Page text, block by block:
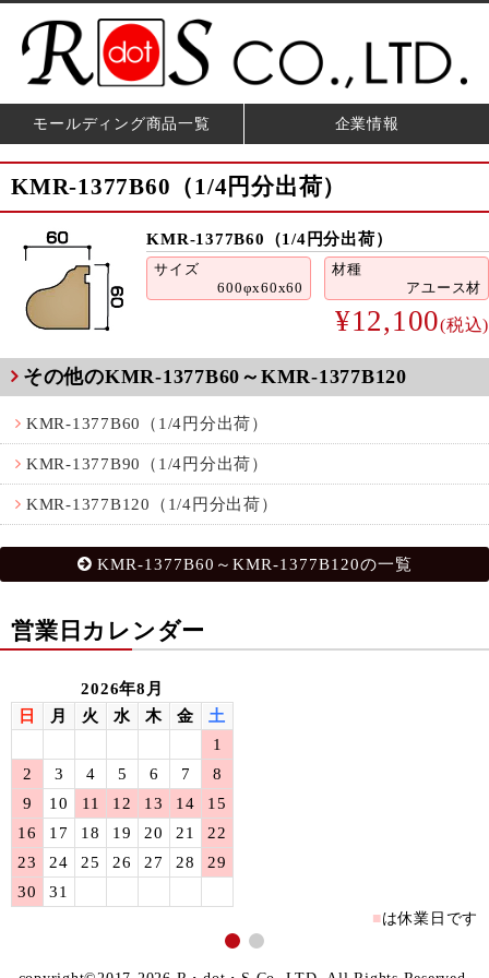
モールディング商品一覧 企業情報
KMR-1377B60（1/4円分出荷）
KMR-1377B60（1/4円分出荷）
サイズ
600φx60x60
材種
アユース材
¥12,100(税込)
その他のKMR-1377B60～KMR-1377B120
KMR-1377B60（1/4円分出荷）
KMR-1377B90（1/4円分出荷）
KMR-1377B120（1/4円分出荷）
KMR-1377B60～KMR-1377B120の一覧
営業日カレンダー
2026年8月
日
月 火 水 木 金
土
1
2
3 4 5 6 7
8
9
10 11 12 13 14
15
16
17 18 19 20 21
22
23
24 25 26 27 28
29
30
31
■は休業日です